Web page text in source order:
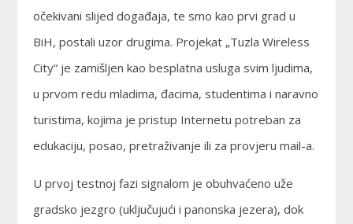
očekivani slijed događaja, te smo kao prvi grad u
BiH, postali uzor drugima. Projekat „Tuzla Wireless
City“ je zamišljen kao besplatna usluga svim ljudima,
u prvom redu mladima, đacima, studentima i naravno
turistima, kojima je pristup Internetu potreban za
edukaciju, posao, pretraživanje ili za provjeru mail-a.
U prvoj testnoj fazi signalom je obuhvaćeno uže
gradsko jezgro (uključujući i panonska jezera), dok